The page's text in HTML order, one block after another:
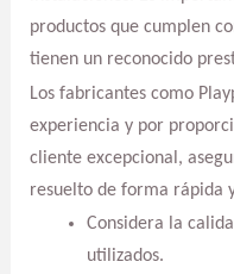
productos que cumplen
tienen un reconocido
Los fabricantes como
experiencia y por
cliente excepcional,
resuelto de forma rápida
Considera la
utilizados.